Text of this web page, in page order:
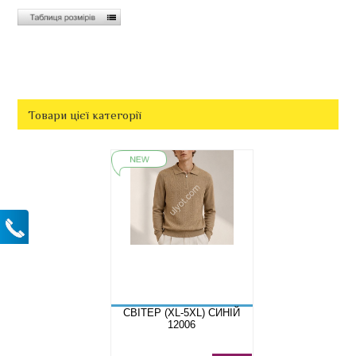
Товари цієї категорії
СВІТЕР (XL-5XL) СИНІЙ
12006